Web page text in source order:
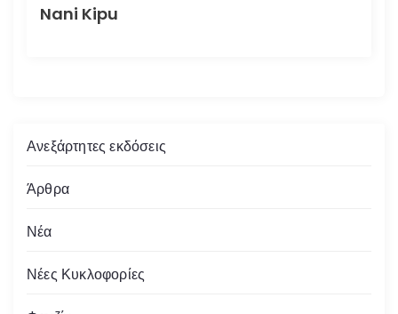
Nani Kipu
Ανεξάρτητες εκδόσεις
Άρθρα
Νέα
Νέες Κυκλοφορίες